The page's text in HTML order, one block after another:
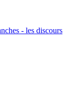
- les discours